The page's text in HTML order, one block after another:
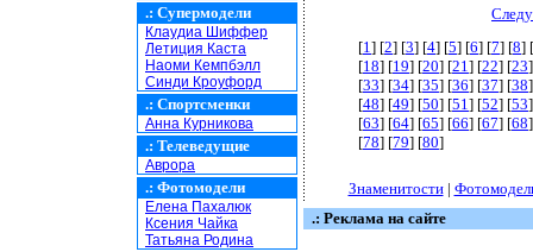
.: Супермодели
Клаудиа Шиффер
Летиция Каста
Наоми Кемпбэлл
Синди Кроуфорд
.: Спортсменки
Анна Курникова
.: Телеведущие
Аврора
.: Фотомодели
Елена Пахалюк
Ксения Чайка
Татьяна Родина
[1] [2] [3] [4] [5] [6] [7] [8] [
[18] [19] [20] [21] [22] [23
[33] [34] [35] [36] [37] [38
[48] [49] [50] [51] [52] [53
[63] [64] [65] [66] [67] [68
[78] [79] [80]
Знаменитости|
.: Реклама на сайте